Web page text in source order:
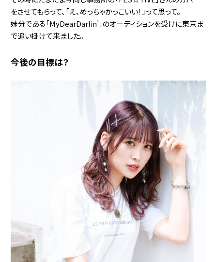
をさせてもらって、「え、めっちゃかっこいい！」って思って。
妹分である「MyDearDarlin’」のオーディションを受けに東京ま
で追い掛けて来ました。
今後の目標は？